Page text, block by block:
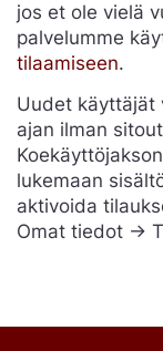
jos et ole vielä
palvelumme
tilaamiseen.
Uudet käyttäjät
ajan ilman
lukemaan
aktivoida
Omat tiedot ->